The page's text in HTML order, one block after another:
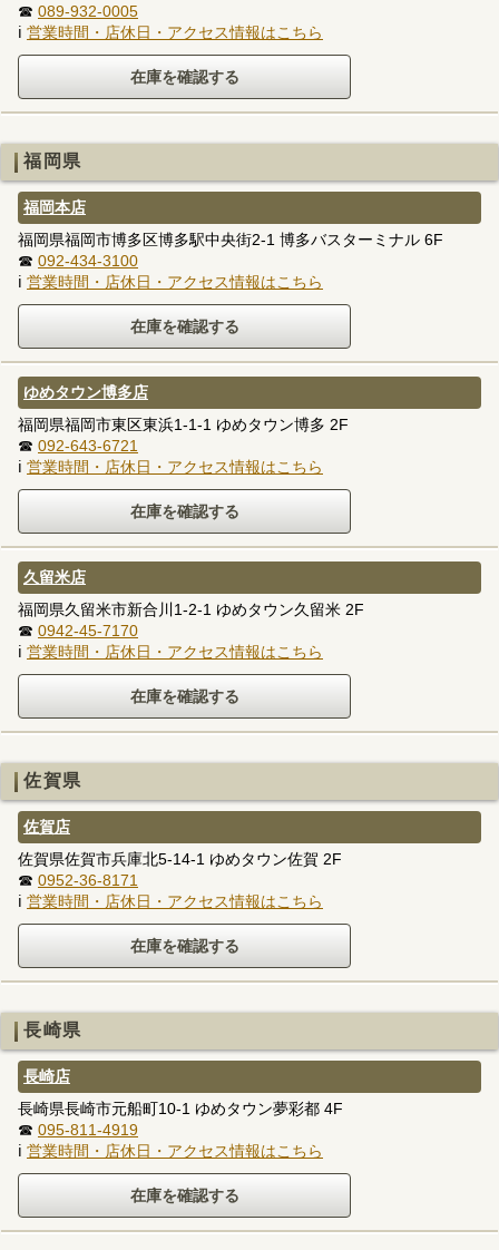
☎ 089-932-0005
ℹ 営業時間・店休日・アクセス情報はこちら
福岡県
福岡本店
福岡県福岡市博多区博多駅中央街2-1 博多バスターミナル 6F
☎ 092-434-3100
ℹ 営業時間・店休日・アクセス情報はこちら
ゆめタウン博多店
福岡県福岡市東区東浜1-1-1 ゆめタウン博多 2F
☎ 092-643-6721
ℹ 営業時間・店休日・アクセス情報はこちら
久留米店
福岡県久留米市新合川1-2-1 ゆめタウン久留米 2F
☎ 0942-45-7170
ℹ 営業時間・店休日・アクセス情報はこちら
佐賀県
佐賀店
佐賀県佐賀市兵庫北5-14-1 ゆめタウン佐賀 2F
☎ 0952-36-8171
ℹ 営業時間・店休日・アクセス情報はこちら
長崎県
長崎店
長崎県長崎市元船町10-1 ゆめタウン夢彩都 4F
☎ 095-811-4919
ℹ 営業時間・店休日・アクセス情報はこちら